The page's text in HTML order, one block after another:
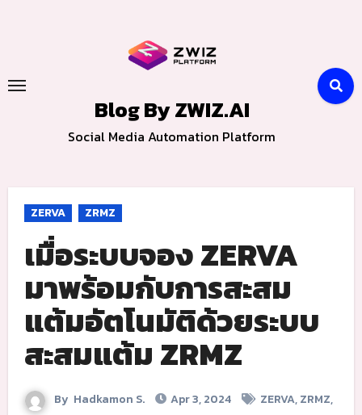
Blog By ZWIZ.AI
Social Media Automation Platform
ZERVA ZRMZ
เมื่อระบบจอง ZERVA
มาพร้อมกับการสะสม
แต้มอัตโนมัติด้วยระบบ
สะสมแต้ม ZRMZ
By Hadkamon S. Apr 3, 2024 ZERVA,ZRMZ,